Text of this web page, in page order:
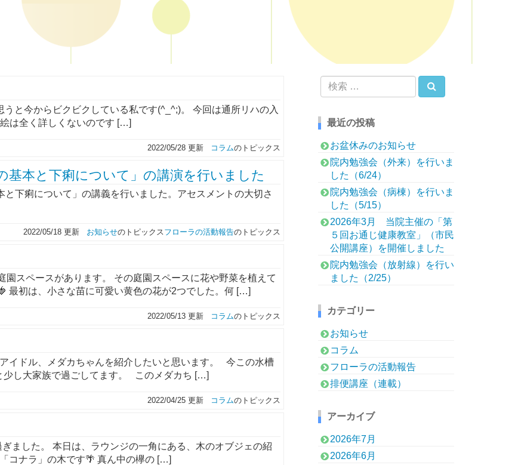
と今からビクビクしている私です(^_^;)。 今回は通所リハの入
は全く詳しくないのです […]
2022/05/28 更新 コラムのトピックス
基本と下痢について」の講演を行いました
下痢について」の講義を行いました。アセスメントの大切さ
2022/05/18 更新 お知らせのトピックスフローラの活動報告のトピックス
スペースがあります。 その庭園スペースに花や野菜を植えて
最初は、小さな苗に可愛い黄色の花が2つでした。何 […]
2022/05/13 更新 コラムのトピックス
イドル、メダカちゃんを紹介したいと思います。 今この水槽
少し大家族で過ごしてます。 このメダカち […]
2022/04/25 更新 コラムのトピックス
ました。 本日は、ラウンジの一角にある、木のオブジェの紹
コナラ」の木です🌴 真ん中の欅の […]
最近の投稿
お盆休みのお知らせ
院内勉強会（外来）を行いま
した（6/24）
院内勉強会（病棟）を行いま
した（5/15）
2026年3月 当院主催の「第
５回お通じ健康教室」（市民
公開講座）を開催しました
院内勉強会（放射線）を行い
ました（2/25）
カテゴリー
お知らせ
コラム
フローラの活動報告
排便講座（連載）
アーカイブ
2026年7月
2026年6月